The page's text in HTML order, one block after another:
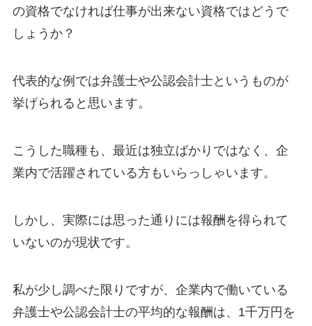
の資格でなければ仕事が出来ない資格ではどうで
しょうか？
代表的な例では弁護士や公認会計士というものが
挙げられると思います。
こうした職種も、最近は独立ばかりではなく、企
業内で活躍されている方もいらっしゃいます。
しかし、実際には思った通りには報酬を得られて
いないのが現状です。
私が少し調べた限りですが、企業内で働いている
弁護士や公認会計士の平均的な報酬は、1千万円を